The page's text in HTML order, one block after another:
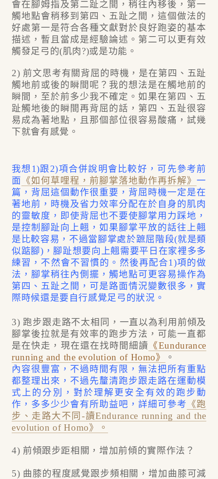
會在腳姆指及第二趾之間，稍往內移後，第一
觸地點會稍移到第四、五趾之間，這個做法的
好處第一是符合各種文獻對於良好跑姿的基本
描述，暫且當成是經驗論述。第二可以更有效
觸發足弓的(肌肉?)或是功能。
2) 前文思考有關背屈的時機，是在第四、五趾
觸地前或後的瞬間呢？我的想法是在觸地前的
瞬間，至於前多少我不確定。如果在第四、五
趾觸地後的瞬間再背屈的話，第四、五趾很容
易成為著地點，且那個部位很容易酸痛，試幾
下就會有感覺。
我想1)跟2)項合併說明會比較好，可先參考前
面 《如何草哩程，前腳掌落地動作再拆解》一
篇，背屈這個動作很重要，背屈時機一定是在
著地前，時機及省力效率分配在於自身的肌肉
的靈敏度，即使背屈也不要使腳掌用力踩地，
是控制腳趾向上翹，如果腳掌平放的話往上翹
是比較容易，不過當腳掌處於蹠屈階段(就是類
似踮腳)，腳趾想要向上翹需要平日在家裡多多
練習，不然會不習慣的。 然後再配合1)項的做
法，腳掌稍往內側擺，觸地點可更容易操作為
第四、五趾之間，可是路面情況變數很多，實
際時候還是要自行感覺足弓的狀況。
3) 跑步跟走路不太相同，一直以為利用前傾及
腳掌後拉就是有效率的跑步方法，可能一直都
是在快走，現在還在找時間細讀 《Eundurance
running and the evolution of Homo》
。
內容很豐富，不過時間有限，無法把所有重點
都整理出來，不過先釐清跑步跟走路在運動模
式上的分別，對於理解更安全有效的跑步動
作，多多少少會有所助益吧，詳細可參考 《跑
步、走路大不同-讀Endurance running and the
evolution of Homo》。
4) 前傾跟步距相關，增加前傾的實際作法？
5) 曲膝的程度感覺跟步頻相關，增加曲膝可減